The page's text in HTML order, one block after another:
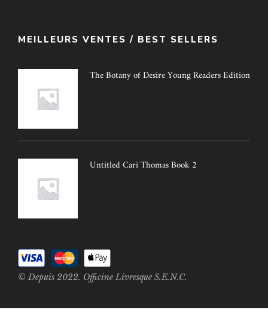
MEILLEURS VENTES / BEST SELLERS
The Botany of Desire Young Readers Edition
Untitled Cari Thomas Book 2
© Depuis 2022. Officine Livresque S.E.N.C.